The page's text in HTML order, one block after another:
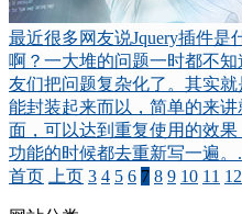
最近很多网友说Jquery插件
啊？一大堆的问题一时都不
友们把问题复杂化了。其实
能封装起来而以，简单的来
面，可以达到重复使用的效
功能的时候都去重新写一遍。
首页
上页 3 4 5 6 7 8 9 10 11 12